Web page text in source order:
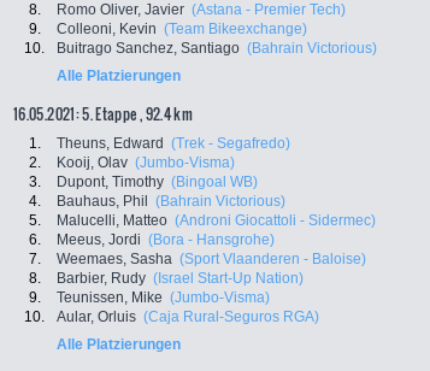
8.
Romo Oliver, Javier (Astana - Premier Tech)
9.
Colleoni, Kevin (Team Bikeexchange)
10.
Buitrago Sanchez, Santiago (Bahrain Victorious)
Alle Platzierungen
16.05.2021: 5. Etappe , 92.4 km
1. Theuns, Edward (Trek - Segafredo)
2.
Kooij, Olav (Jumbo-Visma)
3.
Dupont, Timothy (Bingoal WB)
4.
Bauhaus, Phil (Bahrain Victorious)
5.
Malucelli, Matteo (Androni Giocattoli - Sidermec)
6.
Meeus, Jordi (Bora - Hansgrohe)
7.
Weemaes, Sasha (Sport Vlaanderen - Baloise)
8.
Barbier, Rudy (Israel Start-Up Nation)
9.
Teunissen, Mike (Jumbo-Visma)
10.
Aular, Orluis (Caja Rural-Seguros RGA)
Alle Platzierungen